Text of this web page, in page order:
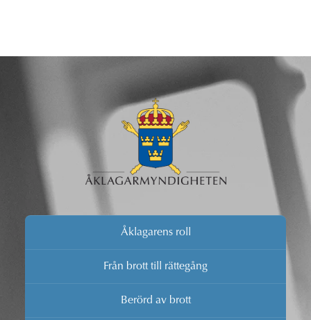
Åklagarens roll
Från brott till rättegång
Berörd av brott